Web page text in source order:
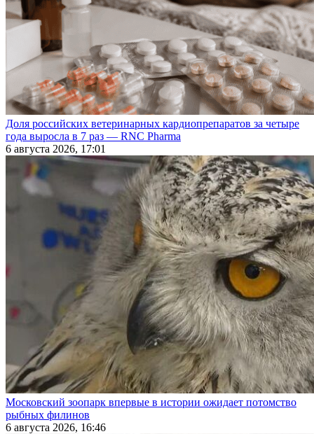
Доля российских ветеринарных кардиопрепаратов за четыре
года выросла в 7 раз — RNC Pharma
6 августа 2026, 17:01
Московский зоопарк впервые в истории ожидает потомство
рыбных филинов
6 августа 2026, 16:46